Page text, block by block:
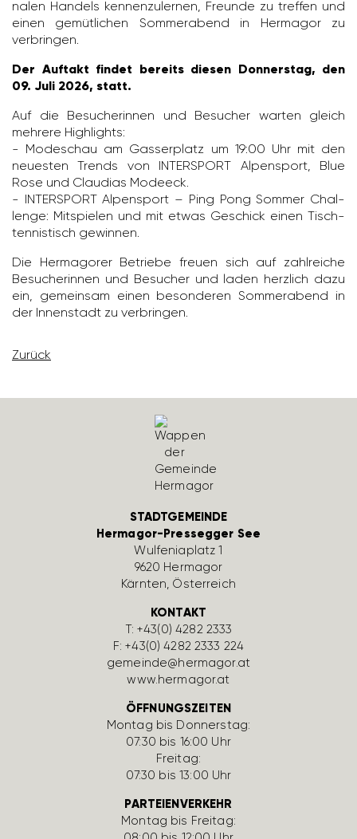
nalen Handels kennen­zu­lernen, Freunde zu treffen und
einen gemüt­li­chen Sommer­abend in Hermagor zu
verbringen.
Der Auftakt findet bereits diesen Donnerstag, den
09. Juli 2026, statt.
Auf die Besu­che­rinnen und Besu­cher warten gleich
mehrere High­lights:
- Mode­schau am Gasser­platz um 19:00 Uhr mit den
neuesten Trends von INTER­SPORT Alpen­sport, Blue
Rose und Clau­dias Modeeck.
- INTER­SPORT Alpen­sport – Ping Pong Sommer Chal­
lenge: Mitspielen und mit etwas Geschick einen Tisch­
ten­nis­tisch gewinnen.
Die Herma­gorer Betriebe freuen sich auf zahl­reiche
Besu­che­rinnen und Besu­cher und laden herz­lich dazu
ein, gemeinsam einen beson­deren Sommer­abend in
der Innen­stadt zu verbringen.
Zurück
STADTGEMEINDE
Hermagor-Pressegger See
Wulfe­nia­platz 1
9620 Hermagor
Kärnten, Öster­reich
KONTAKT
T:+43(0) 4282 2333
F: +43(0) 4282 2333 224
gemeinde@hermagor.at
www.hermagor.at
ÖFFNUNGSZEITEN
Montag bis Donnerstag:
07:30 bis 16:00 Uhr
Freitag:
07:30 bis 13:00 Uhr
PARTEIENVERKEHR
Montag bis Freitag: